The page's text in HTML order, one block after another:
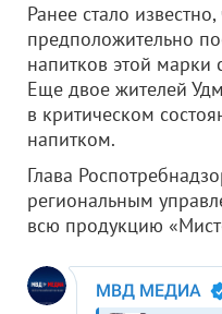
Ранее стало
предположительно
напитков этой
Еще двое жителей
в критическом
напитком.
Глава
региональным
всю продукцию